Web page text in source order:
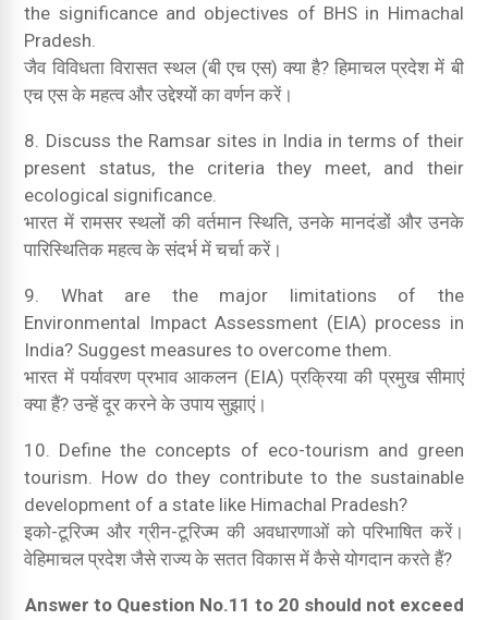
the significance and objectives of BHS in Himachal
Pradesh.
जैव विविधता विरासत स्थल (बी एच एस) क्या है? हिमाचल प्रदेश में बी
एच एस के महत्व और उद्देश्यों का वर्णन करें।
8. Discuss the Ramsar sites in India in terms of their
present status, the criteria they meet, and their
ecological significance.
भारत में रामसर स्थलों की वर्तमान स्थिति, उनके मानदंडों और उनके
पारिस्थितिक महत्व के संदर्भ में चर्चा करें।
9. What are the major limitations of the
Environmental Impact Assessment (EIA) process in
India? Suggest measures to overcome them.
भारत में पर्यावरण प्रभाव आकलन (EIA) प्रक्रिया की प्रमुख सीमाएं
क्या हैं? उन्हें दूर करने के उपाय सुझाएं।
10. Define the concepts of eco-tourism and green
tourism. How do they contribute to the sustainable
development of a state like Himachal Pradesh?
इको-टूरिज्म और ग्रीन-टूरिज्म की अवधारणाओं को परिभाषित करें।
वेहिमाचल प्रदेश जैसे राज्य के सतत विकास में कैसे योगदान करते हैं?
Answer to Question No.11 to 20 should not exceed